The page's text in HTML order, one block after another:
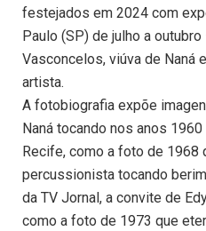
festejados em 2024 com
Paulo (SP) de julho a
Vasconcelos, viúva de Naná
artista.
A fotobiografia expõe
Naná tocando nos anos
Recife, como a foto de 1968
percussionista tocando
da TV Jornal, a convite de
como a foto de 1973 que